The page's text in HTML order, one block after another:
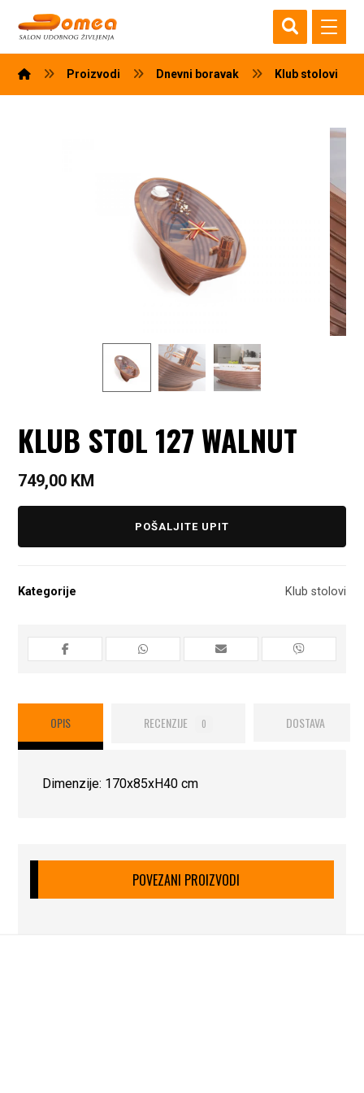
Proizvodi Dnevni boravak Klub stolovi
KLUB STOL 127 WALNUT
749,00 KM
POŠALJITE UPIT
Kategorije Klub stolovi
OPIS RECENZIJE 0 DOSTAVA
Dimenzije: 170x85xH40 cm
POVEZANI PROIZVODI